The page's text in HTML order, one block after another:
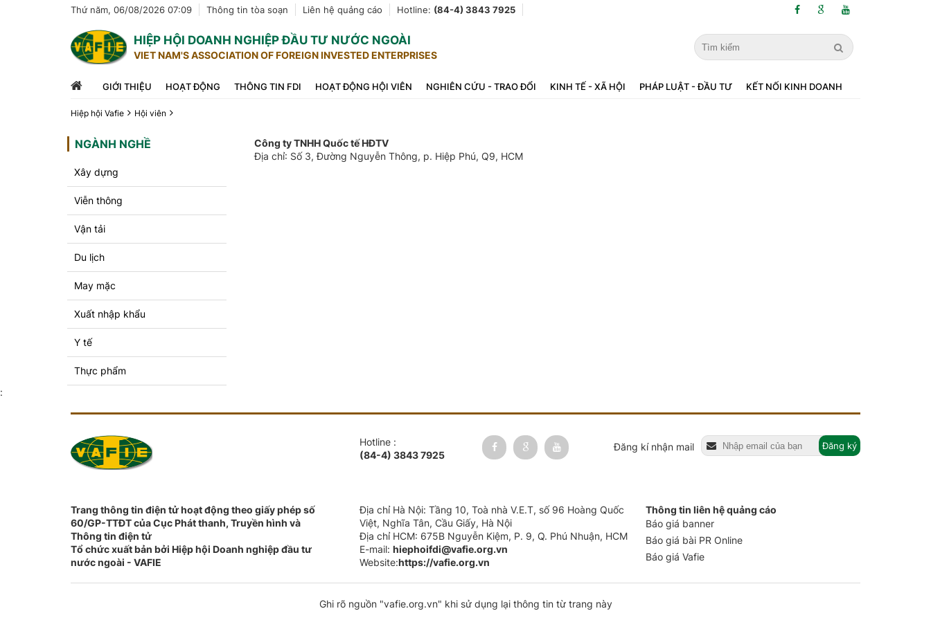
Thứ năm, 06/08/2026 07:09 Thông tin tòa soạn Liên hệ quảng cáo Hotline: (84-4) 3843 7925
HIỆP HỘI DOANH NGHIỆP ĐẦU TƯ NƯỚC NGOÀI
VIET NAM'S ASSOCIATION OF FOREIGN INVESTED ENTERPRISES
GIỚI THIỆU HOẠT ĐỘNG THÔNG TIN FDI HOẠT ĐỘNG HỘI VIÊN NGHIÊN CỨU - TRAO ĐỔI KINH TẾ - XÃ HỘI PHÁP LUẬT - ĐẦU TƯ KẾT NỐI KINH DOANH
Hiệp hội Vafie Hội viên
NGÀNH NGHỀ
Xây dựng
Viễn thông
Vận tải
Du lịch
May mặc
Xuất nhập khẩu
Y tế
Thực phẩm
Công ty TNHH Quốc tế HĐTV
Địa chỉ: Số 3, Đường Nguyễn Thông, p. Hiệp Phú, Q9, HCM
:
Hotline :
(84-4) 3843 7925
Đăng kí nhận mail Đăng ký
Trang thông tin điện tử hoạt động theo giấy phép số
60/GP-TTĐT của Cục Phát thanh, Truyền hình và
Thông tin điện tử
Tổ chức xuất bản bởi Hiệp hội Doanh nghiệp đầu tư
nước ngoài - VAFIE
Địa chỉ Hà Nội: Tầng 10, Toà nhà V.E.T, số 96 Hoàng Quốc
Việt, Nghĩa Tân, Cầu Giấy, Hà Nội
Địa chỉ HCM: 675B Nguyễn Kiệm, P. 9, Q. Phú Nhuận, HCM
E-mail: hiephoifdi@vafie.org.vn
Website:https://vafie.org.vn
Thông tin liên hệ quảng cáo
Báo giá banner
Báo giá bài PR Online
Báo giá Vafie
Ghi rõ nguồn "vafie.org.vn" khi sử dụng lại thông tin từ trang này